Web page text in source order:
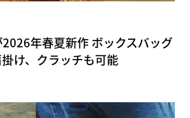
年春夏新作 ボックスバッグ
け、クラッチも可能